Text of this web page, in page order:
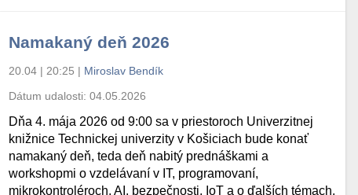
Namakaný deň 2026
20.04 | 20:25 | Miroslav Bendík
Dátum udalosti:04.05.2026
Dňa 4. mája 2026 od 9:00 sa v priestoroch Univerzitnej
knižnice Technickej univerzity v Košiciach bude konať
namakaný deň, teda deň nabitý prednáškami a
workshopmi o vzdelávaní v IT, programovaní,
mikrokontroléroch, AI, bezpečnosti, IoT a o ďalších témach.